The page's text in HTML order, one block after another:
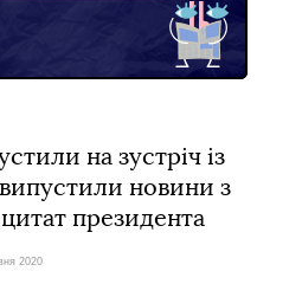
на зустріч із
новини з
президента
2020